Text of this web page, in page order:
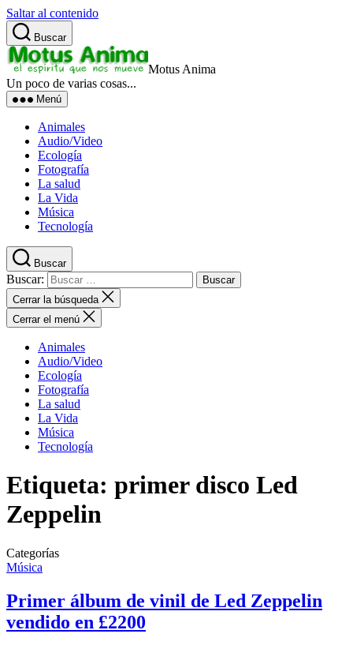
Saltar al contenido
Buscar
Motus Anima
Un poco de varias cosas...
Menú
Animales
Audio/Video
Ecología
Fotografía
La salud
La Vida
Música
Tecnología
Buscar
Buscar:
Cerrar la búsqueda
Cerrar el menú
Animales
Audio/Video
Ecología
Fotografía
La salud
La Vida
Música
Tecnología
Etiqueta: primer disco Led
Zeppelin
Categorías
Música
Primer álbum de vinil de Led Zeppelin
vendido en £2200